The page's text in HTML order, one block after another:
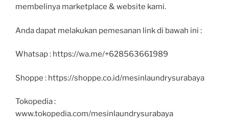
membelinya marketplace & website kami.
Anda dapat melakukan pemesanan link di bawah ini :
Whatsap : https://wa.me/+628563661989
Shoppe : https://shoppe.co.id/mesinlaundrysurabaya
Tokopedia :
www.tokopedia.com/mesinlaundrysurabaya